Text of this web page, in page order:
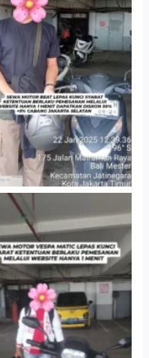
Cityplaza Jatinegara
Gedung Parkir P6A
Cityplaza Jatinegara
Gedung Parkir P6A